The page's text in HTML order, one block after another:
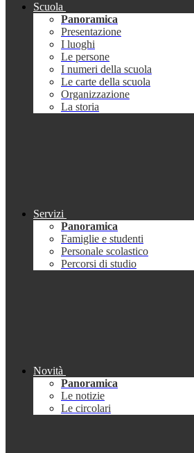
Scuola
Panoramica
Presentazione
I luoghi
Le persone
I numeri della scuola
Le carte della scuola
Organizzazione
La storia
Servizi
Panoramica
Famiglie e studenti
Personale scolastico
Percorsi di studio
Novità
Panoramica
Le notizie
Le circolari